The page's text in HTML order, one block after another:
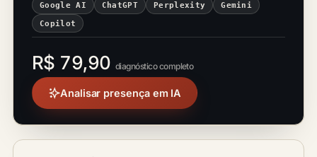
Google AI ChatGPT Perplexity Gemini
Copilot
R$ 79,90 diagnóstico completo
Analisar presença em IA